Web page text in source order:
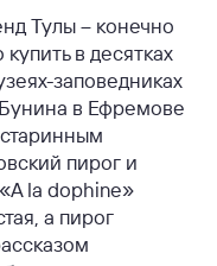
Тулы – конечно
в десятках
заповедниках
в Ефремове
пирог и
la dophine»
а пирог